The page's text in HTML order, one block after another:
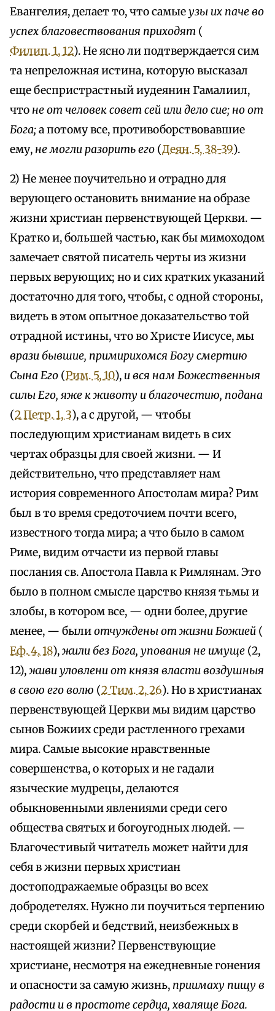
Евангелия, делает то, что самыеузы их паче во
успех благовествования приходят (
Филип. 1, 12). Не ясно ли подтверждается сим
та непреложная истина, которую высказал
еще беспристрастный иудеянин Гамалиил,
что не от человек совет сей или дело сие; но от
Бога;а потому все, противоборствовавшие
ему, не могли разорить его (Деян. 5, 38-39).
2) Не менее поучительно и отрадно для
верующего остановить внимание на образе
жизни христиан первенствующей Церкви. —
Кратко и, большей частью, как бы мимоходом
замечает святой писатель черты из жизни
первых верующих; но и сих кратких указаний
достаточно для того, чтобы, с одной стороны,
видеть в этом опытное доказательство той
отрадной истины, что во Христе Иисусе, мы
врази бывшие, примирихомся Богу смертию
Сына Его (Рим. 5, 10), и вся нам Божественныя
силы Его, яже к животу и благочестию, подана
(2 Петр. 1, 3), а с другой, — чтобы
последующим христианам видеть в сих
чертах образцы для своей жизни. — И
действительно, что представляет нам
история современного Апостолам мира? Рим
был в то время средоточием почти всего,
известного тогда мира; а что было в самом
Риме, видим отчасти из первой главы
послания св. Апостола Павла к Римлянам. Это
было в полном смысле царство князя тьмы и
злобы, в котором все, — одни более, другие
менее, — былиотчуждены от жизни Божией (
Еф. 4, 18),жили без Бога, упования не имуще (2,
12),живи уловлени от князя власти воздушныя
в свою его волю (2 Тим. 2, 26). Но в христианах
первенствующей Церкви мы видим царство
сынов Божиих среди растленного грехами
мира. Самые высокие нравственные
совершенства, о которых и не гадали
языческие мудрецы, делаются
обыкновенными явлениями среди сего
общества святых и богоугодных людей. —
Благочестивый читатель может найти для
себя в жизни первых христиан
достоподражаемые образцы во всех
добродетелях. Нужно ли поучиться терпению
среди скорбей и бедствий, неизбежных в
настоящей жизни? Первенствующие
христиане, несмотря на ежедневные гонения
и опасности за самую жизнь, приимаху пищу в
радости и в простоте сердца, хваляще Бога.